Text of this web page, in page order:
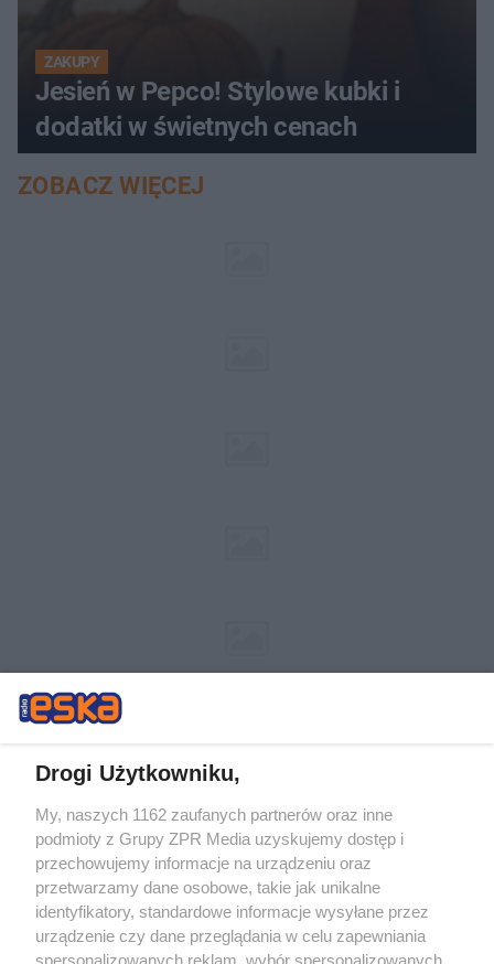
ZAKUPY
Jesień w Pepco! Stylowe kubki i
dodatki w świetnych cenach
ZOBACZ WIĘCEJ
Żaden utwór zamieszczony w serwisie nie może być powielany i
rozpowszechniany lub dalej rozpowszechniany w jakikolwiek sposób (w
tym także elektroniczny lub mechaniczny) na jakimkolwiek polu
eksploatacji w jakiejkolwiek formie, włącznie z umieszczaniem w
Internecie bez pisemnej zgody właściciela praw. Jakiekolwiek użycie lub
wykorzystanie utworów w całości lub w części z naruszeniem prawa,
tzn. bez właściwej zgody, jest zabronione pod groźbą kary i może być
ścigane prawnie.
Drogi Użytkowniku,
My, naszych 1162 zaufanych partnerów oraz inne
podmioty z Grupy ZPR Media uzyskujemy dostęp i
przechowujemy informacje na urządzeniu oraz
przetwarzamy dane osobowe, takie jak unikalne
identyfikatory, standardowe informacje wysyłane przez
urządzenie czy dane przeglądania w celu zapewniania
spersonalizowanych reklam, wybór spersonalizowanych